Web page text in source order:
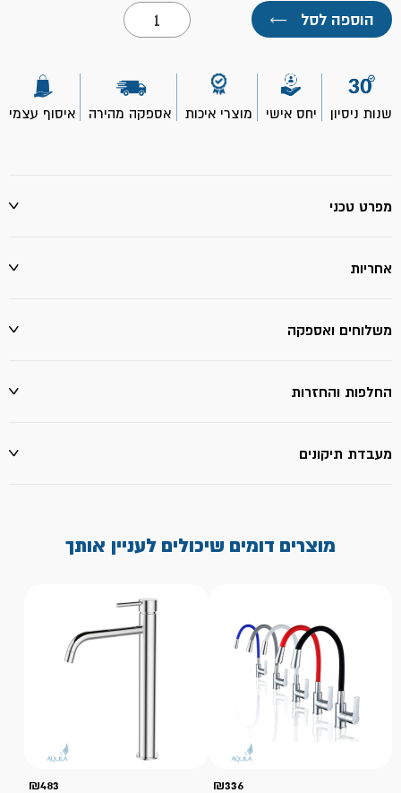
הוספה לסל ←
כמות
של
ברז
נשלף
MONTE-
שנות ניסיון יחס אישי מוצרי איכות אספקה מהירה איסוף עצמי
מפרט טכני
אחריות
משלוחים ואספקה
החלפות והחזרות
מעבדת תיקונים
מוצרים דומים שיכולים לעניין אותך
₪336
₪483